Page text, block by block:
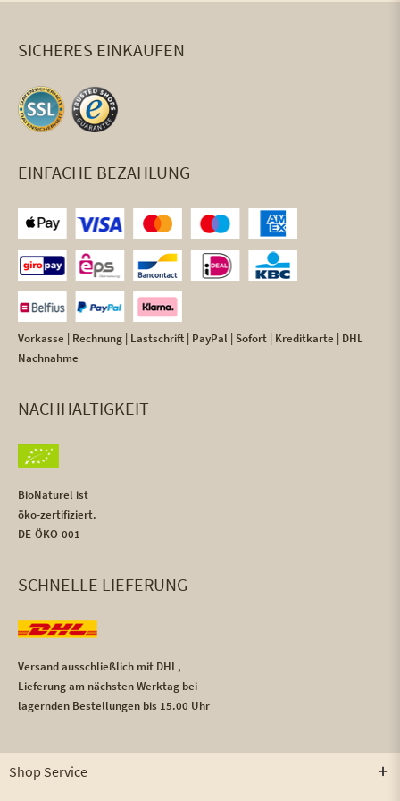
SICHERES EINKAUFEN
EINFACHE BEZAHLUNG
Vorkasse | Rechnung | Lastschrift | PayPal | Sofort | Kreditkarte | DHL
Nachnahme
NACHHALTIGKEIT
BioNaturel ist
öko-zertifiziert.
DE-ÖKO-001
SCHNELLE LIEFERUNG
Versand ausschließlich mit DHL,
Lieferung am nächsten Werktag bei
lagernden Bestellungen bis 15.00 Uhr
Shop Service